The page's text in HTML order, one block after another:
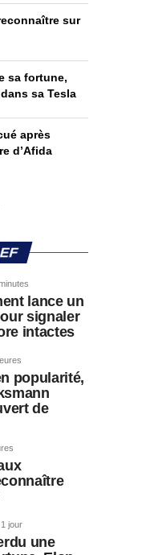
sur
sa fortune,
sa Tesla
après
d’Afida
lance un
signaler
intactes
popularité,
de
1 jour
une